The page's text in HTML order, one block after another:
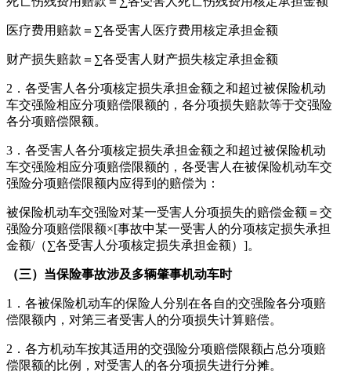
医疗费用赔款＝∑各受害人医疗费用核定承担金额
财产损失赔款＝∑各受害人财产损失核定承担金额
2．各受害人各分项核定损失承担金额之和超过被保险机动
车交强险相应分项赔偿限额的，各分项损失赔款等于交强险
各分项赔偿限额。
3．各受害人各分项核定损失承担金额之和超过被保险机动
车交强险相应分项赔偿限额的，各受害人在被保险机动车交
强险分项赔偿限额内应得到的赔偿为：
被保险机动车交强险对某一受害人分项损失的赔偿金额＝交
强险分项赔偿限额×[事故中某一受害人的分项核定损失承担
金额/（∑各受害人分项核定损失承担金额）]。
（三）当保险事故涉及多辆肇事机动车时
1．各被保险机动车的保险人分别在各自的交强险各分项赔
偿限额内，对第三者受害人的分项损失计算赔偿。
2．各方机动车按其适用的交强险分项赔偿限额占总分项赔
偿限额的比例，对受害人的各分项损失进行分摊。